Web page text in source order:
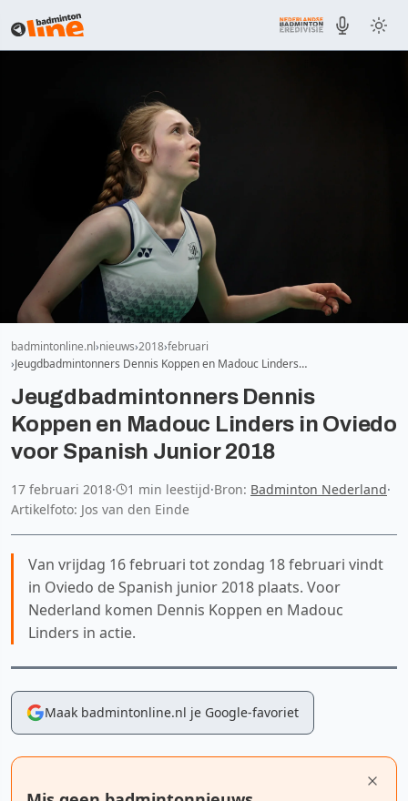
badmintonline.nl nieuws 2018 februari
Jeugdbadmintonners Dennis Koppen en Madouc Linders…
Jeugdbadmintonners Dennis
Koppen en Madouc Linders in Oviedo
voor Spanish Junior 2018
17 februari 2018· 1 min leestijd·Bron: Badminton Nederland·
Artikelfoto: Jos van den Einde
Van vrijdag 16 februari tot zondag 18 februari vindt
in Oviedo de Spanish junior 2018 plaats. Voor
Nederland komen Dennis Koppen en Madouc
Linders in actie.
Maak badmintonline.nl je Google-favoriet